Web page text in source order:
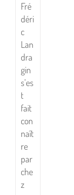
Fré
déri
c
Lan
dra
gin
s’es
t
fait
con
naît
re
par
che
z